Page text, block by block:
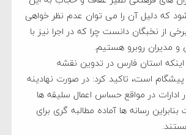
که دلیل آن را می توان عدم نظر خواهی
از نخبگان دانست چرا که در اجرا نیز با
مدیران روبرو هستیم.
اینکه استان فارس در تدوین نقشه
است، تاکید کرد: در صورت نهادینه
در مواقع حساس اعمال سلیقه ها
رسانه ها آماده مطالبه گری برای